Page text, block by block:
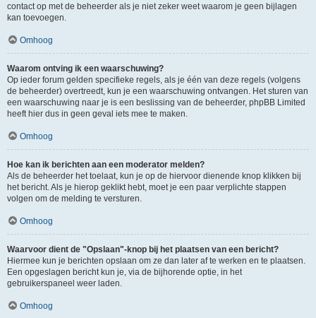
contact op met de beheerder als je niet zeker weet waarom je geen bijlagen
kan toevoegen.
Omhoog
Waarom ontving ik een waarschuwing?
Op ieder forum gelden specifieke regels, als je één van deze regels (volgens
de beheerder) overtreedt, kun je een waarschuwing ontvangen. Het sturen van
een waarschuwing naar je is een beslissing van de beheerder, phpBB Limited
heeft hier dus in geen geval iets mee te maken.
Omhoog
Hoe kan ik berichten aan een moderator melden?
Als de beheerder het toelaat, kun je op de hiervoor dienende knop klikken bij
het bericht. Als je hierop geklikt hebt, moet je een paar verplichte stappen
volgen om de melding te versturen.
Omhoog
Waarvoor dient de "Opslaan"-knop bij het plaatsen van een bericht?
Hiermee kun je berichten opslaan om ze dan later af te werken en te plaatsen.
Een opgeslagen bericht kun je, via de bijhorende optie, in het
gebruikerspaneel weer laden.
Omhoog